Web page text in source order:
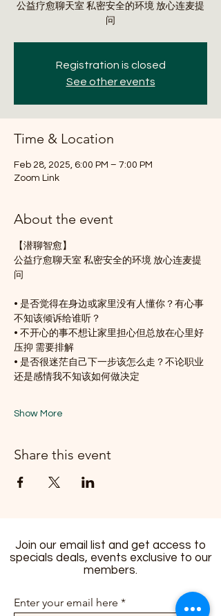
公益疗愈聊天室 私密安全的环境 放心连麦提
问
Registration is closed
See other events
Time & Location
Feb 28, 2025, 6:00 PM – 7:00 PM
Zoom Link
About the event
【潜聊智愈】
公益疗愈聊天室 私密安全的环境 放心连麦提
问
• 是否觉得在身边或家里没有人懂你？有心事
不知该倾诉给谁听？
• 不开心的事不想让家里担心但总放在心里好
压抑 需要排解
• 是否很迷茫自己下一步该怎么走？不论职业
还是感情我不知该如何做决定
Show More
Share this event
Join our email list and get access to
specials deals, events exclusive to our
members.
Enter your email here